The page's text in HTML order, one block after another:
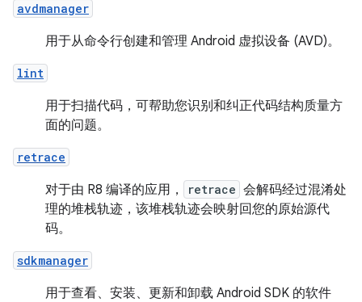
avdmanager
用于从命令行创建和管理 Android 虚拟设备 (AVD)。
lint
用于扫描代码，可帮助您识别和纠正代码结构质量方
面的问题。
retrace
对于由 R8 编译的应用， retrace 会解码经过混淆处
理的堆栈轨迹，该堆栈轨迹会映射回您的原始源代
码。
sdkmanager
用于查看、安装、更新和卸载 Android SDK 的软件